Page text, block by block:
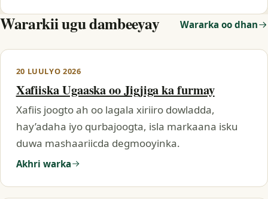
Wararkii ugu dambeeyay Wararka oo dhan
20 LUULYO 2026
Xafiiska Ugaaska oo Jigjiga ka furmay
Xafiis joogto ah oo lagala xiriiro dowladda,
hay’adaha iyo qurbajoogta, isla markaana isku
duwa mashaariicda degmooyinka.
Akhri warka